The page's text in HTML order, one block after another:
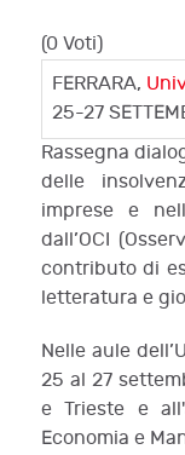
(0 Voti)
FERRARA,
25-27
Rassegna
delle
imprese e
dall’OCI
contributo di
letteratura e
Nelle aule
25 al 27
e Trieste e
Economia e